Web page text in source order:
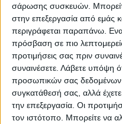
σάρωσης συσκευών.
στην επεξεργασία από εμάς
περιγράφεται παραπάνω.
πρόσβαση σε πιο
προτιμήσεις σας πριν
συναινέσετε. Λάβετε υπόψη
προσωπικών σας δεδομένων
συγκατάθεσή σας, αλλά
την επεξεργασία. Οι
τον ιστότοπο. Μπορείτε να
ΠΡΟΗΓΟΥΜΕΝΟ ΑΡΘΡΟ
Μετά από τρομερό θρίλερ
λύγισε ο ΑΣΚ από τον
Απόλλωνα Πάτρας (67-70)